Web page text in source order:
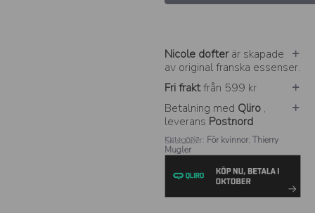
Nicole dofterär skapade
av original franska essenser.
Fri fraktfrån 599 kr
Betalning med Qliro ,
leverans Postnord
SKU: 027
Kategorier: För kvinnor, Thierry
Mugler